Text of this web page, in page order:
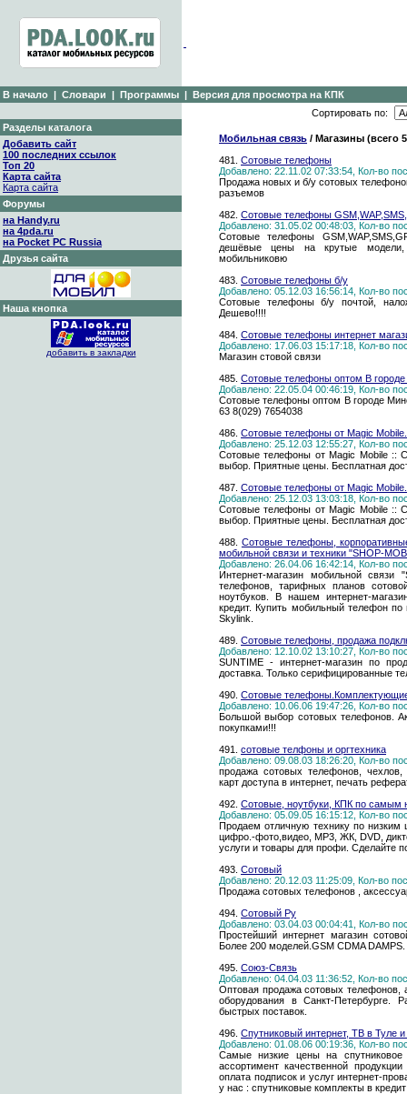
В начало | Словари | Программы | Версия для просмотра на КПК
Разделы каталога
Добавить сайт
100 последних ссылок
Топ 20
Карта сайта
Карта сайта
Форумы
на Handy.ru
на 4pda.ru
на Pocket PC Russia
Друзья сайта
Наша кнопка
добавить в закладки
Сортировать по:
Мобильная связь / Магазины (всего
481. Сотовые телефоны
Добавлено: 22.11.02 07:33:54, Кол-во
Продажа новых и б/у сотовых
разъемов
482. Сотовые телефоны
Добавлено: 31.05.02 00:48:03, Кол-во
Сотовые телефоны
дешёвые цены на крутые модели,
мобильниковю
483. Сотовые телефоны б/у
Добавлено: 05.12.03 16:56:14, Кол-во
Сотовые телефоны б/у почтой,
Дешево!!!!
484. Сотовые телефоны интернет
Добавлено: 17.06.03 15:17:18, Кол-во
Магазин стовой связи
485. Сотовые телефоны оптом В
Добавлено: 22.05.04 00:46:19, Кол-во
Сотовые телефоны оптом В городе
63 8(029) 7654038
486. Сотовые телефоны от Magic
Добавлено: 25.12.03 12:55:27, Кол-во
Сотовые телефоны от Magic Mobile ::
выбор. Приятные цены. Бесплатная
487. Сотовые телефоны от Magic
Добавлено: 25.12.03 13:03:18, Кол-во
Сотовые телефоны от Magic Mobile ::
выбор. Приятные цены. Бесплатная
488. Сотовые телефоны,
мобильной связи и техники "SHOP-
Добавлено: 26.04.06 16:42:14, Кол-во
Интернет-магазин мобильной связи
телефонов, тарифных планов
ноутбуков. В нашем интернет-
кредит. Купить мобильный телефон
Skylink.
489. Сотовые телефоны, продажа
Добавлено: 12.10.02 13:10:27, Кол-во
SUNTIME - интернет-магазин по
доставка. Только серифицированные
490. Сотовые
Добавлено: 10.06.06 19:47:26, Кол-во
Большой выбор сотовых телефонов.
покупками!!!
491. сотовые телфоны и оргтехника
Добавлено: 09.08.03 18:26:20, Кол-во
продажа сотовых телефонов, чехлов,
карт доступа в интернет, печать
492. Сотовые, ноутбуки, КПК по самым
Добавлено: 05.09.05 16:15:12, Кол-во
Продаем отличную технику по
цифро.-фото,видео, MP3, ЖК, DVD,
услуги и товары для профи. Сделайте
493. Сотовый
Добавлено: 20.12.03 11:25:09, Кол-во
Продажа сотовых телефонов ,
494. Сотовый Ру
Добавлено: 03.04.03 00:04:41, Кол-во
Простейший интернет магазин
Более 200 моделей.GSM CDMA
495. Союз-Связь
Добавлено: 04.04.03 11:36:52, Кол-во
Оптовая продажа сотовых телефонов,
оборудования в Санкт-Петербурге.
быстрых поставок.
496. Спутниковый интернет, ТВ в Туле
Добавлено: 01.08.06 00:19:36, Кол-во
Самые низкие цены на
ассортимент качественной
оплата подписок и услуг интернет-
у нас : спутниковые комплекты в